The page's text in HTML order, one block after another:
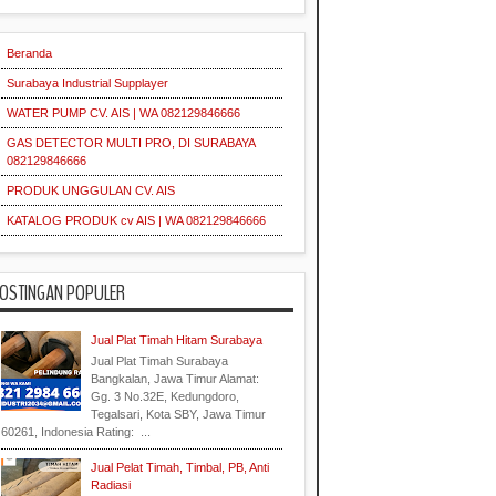
Grating Galvanis
Supplier Grating Galvanis
Indonesia
Indonesia
Indonesia
Indonesia
Industrial
Industri
Industrial
Indonesia
Industri
Pipa
Supplier
Plat
Industri
Industri
Supplier
Beranda
Surabaya Industrial Supplayer
WATER PUMP CV. AIS | WA 082129846666
GAS DETECTOR MULTI PRO, DI SURABAYA
082129846666
PRODUK UNGGULAN CV. AIS
KATALOG PRODUK cv AIS | WA 082129846666
POPULER
Jual Plat Timah Hitam Surabaya
Jual Plat Timah Surabaya
Bangkalan, Jawa Timur Alamat:
Gg. 3 No.32E, Kedungdoro,
Tegalsari, Kota SBY, Jawa Timur
60261, Indonesia Rating: ...
Jual Pelat Timah, Timbal, PB, Anti
Radiasi